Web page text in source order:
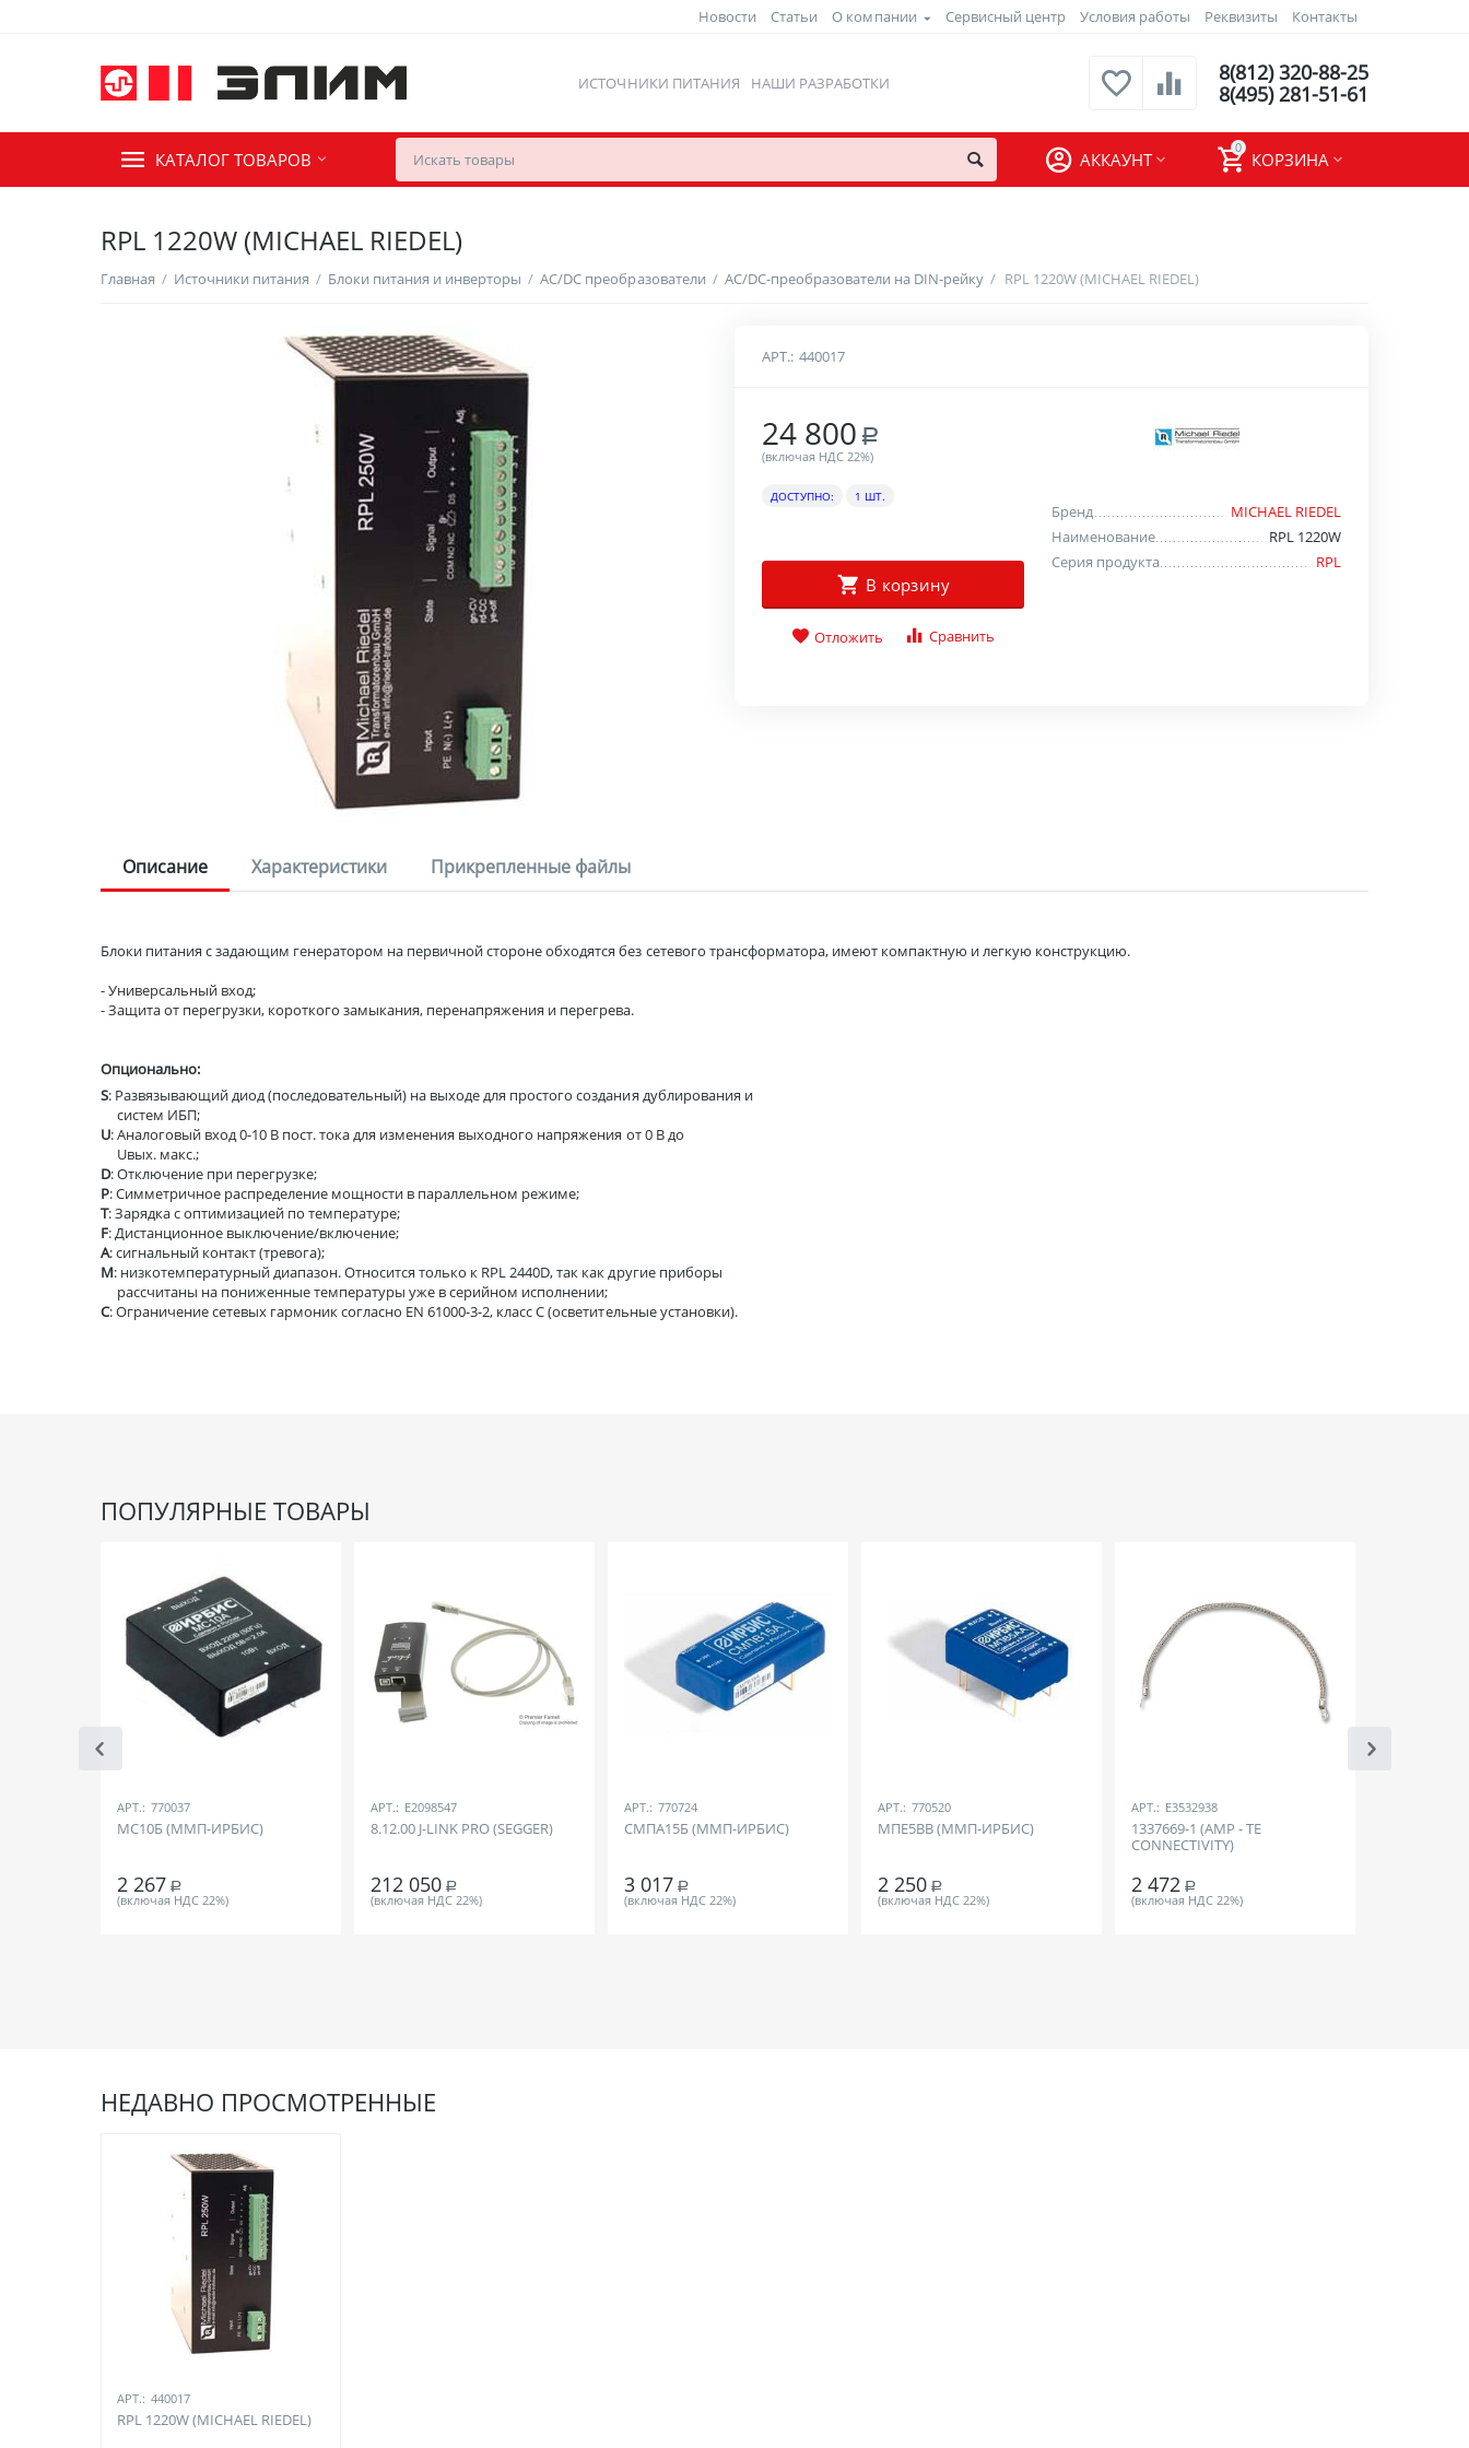
Новости Статьи О компании Сервисный центр Условия работы Реквизиты Контакты
ИСТОЧНИКИ ПИТАНИЯ НАШИ РАЗРАБОТКИ
8(812) 320-88-25
8(495) 281-51-61
КАТАЛОГ ТОВАРОВ
0
КОРЗИНА
АККАУНТ
RPL 1220W (MICHAEL RIEDEL)
Главная / Источники питания / Блоки питания и инверторы / AC/DC преобразователи / AC/DC-преобразователи на DIN-рейку / RPL 1220W (MICHAEL RIEDEL)
АРТ.: 440017
24 800 Р
(включая НДС 22%)
ДОСТУПНО: 1 ШТ.
В корзину
Отложить Сравнить
Бренд
MICHAEL RIEDEL
Наименование
RPL 1220W
Серия продукта
RPL
Описание Характеристики Прикрепленные файлы
Блоки питания с задающим генератором на первичной стороне обходятся без сетевого трансформатора, имеют компактную и легкую конструкцию.
- Универсальный вход;
- Защита от перегрузки, короткого замыкания, перенапряжения и перегрева.
Опционально:
S: Развязывающий диод (последовательный) на выходе для простого создания дублирования и
систем ИБП;
U: Аналоговый вход 0-10 В пост. тока для изменения выходного напряжения от 0 В до
Uвых. макс.;
D: Отключение при перегрузке;
P: Симметричное распределение мощности в параллельном режиме;
T: Зарядка с оптимизацией по температуре;
F: Дистанционное выключение/включение;
A: сигнальный контакт (тревога);
M: низкотемпературный диапазон. Относится только к RPL 2440D, так как другие приборы
рассчитаны на пониженные температуры уже в серийном исполнении;
C: Ограничение сетевых гармоник согласно EN 61000-3-2, класс C (осветительные установки).
ПОПУЛЯРНЫЕ ТОВАРЫ
АРТ.: 770037
МС10Б (ММП-ИРБИС)
2 267 Р
(включая НДС 22%)
АРТ.: E2098547
8.12.00 J-LINK PRO (SEGGER)
212 050 Р
(включая НДС 22%)
АРТ.: 770724
СМПА15Б (ММП-ИРБИС)
3 017 Р
(включая НДС 22%)
АРТ.: 770520
МПЕ5ВВ (ММП-ИРБИС)
2 250 Р
(включая НДС 22%)
АРТ.: E3532938
1337669-1 (AMP - TE
CONNECTIVITY)
2 472 Р
(включая НДС 22%)
НЕДАВНО ПРОСМОТРЕННЫЕ
АРТ.: 440017
RPL 1220W (MICHAEL RIEDEL)